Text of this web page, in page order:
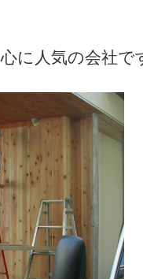
に人気の会社で